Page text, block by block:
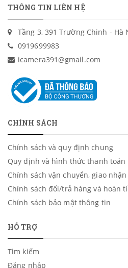
THÔNG TIN LIÊN HỆ
Tầng 3, 391 Trường Chinh - Hà
0919699983
icamera391@gmail.com
CHÍNH SÁCH
Chính sách và quy định chung
Quy định và hình thức thanh toán
Chính sách vận chuyển, giao nhận
Chính sách đổi/trả hàng và hoàn
Chính sách bảo mật thông tin
HỖ TRỢ
Tìm kiếm
Đăng nhập